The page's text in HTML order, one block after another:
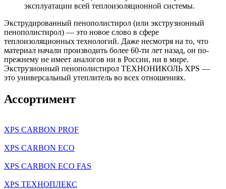
эксплуатации всей теплоизоляционной системы.
Экструдированный пенополистирол (или экструзионный
пенополистирол) — это новое слово в сфере
теплоизоляционных технологий. Даже несмотря на то, что
материал начали производить более 60-ти лет назад, он по-
прежнему не имеет аналогов ни в России, ни в мире.
Экструзионный пенополистирол ТЕХНОНИКОЛЬ XPS —
это универсальный утеплитель во всех отношениях.
Ассортимент
XPS CARBON PROF
XPS CARBON ECO
XPS CARBON ECO FAS
XPS ТЕХНОПЛЕКС